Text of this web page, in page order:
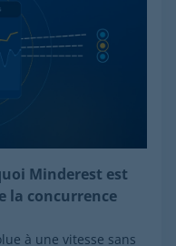
Minderest est
la concurrence
à une vitesse sans